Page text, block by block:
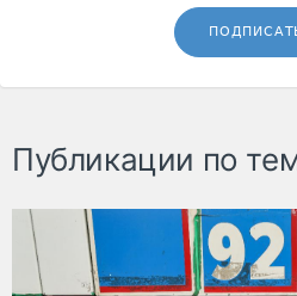
Публикации по